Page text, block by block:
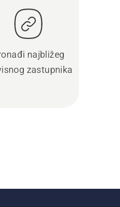
najbližeg
zastupnika